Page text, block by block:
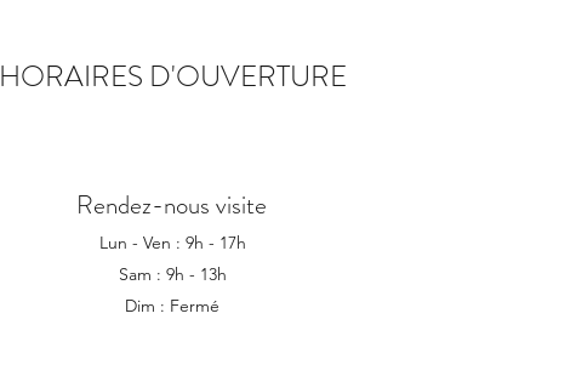
HORAIRES D'OUVERTURE
Rendez-nous visite
Lun - Ven : 9h - 17h
Sam : 9h - 13h
Dim : Fermé